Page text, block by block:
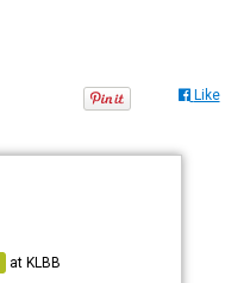
Like
atKLBB